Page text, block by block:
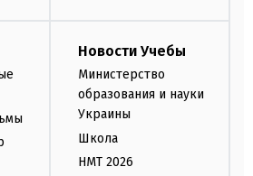
Новости Учебы
Министерство
образования и науки
Украины
Школа
НМТ 2026